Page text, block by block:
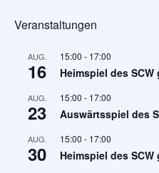
Veranstaltungen
AUG.
16
15:00 - 17:00
Heimspiel des
AUG.
23
15:00 - 17:00
Auswärtsspiel des
AUG.
30
15:00 - 17:00
Heimspiel des